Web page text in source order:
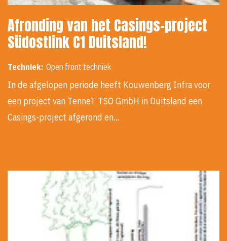
Afronding van het Casings-project
Südostlink C1 Duitsland!
Techniek: Open front techniek
In de afgelopen periode heeft Kouwenberg Infra voor
een project van TenneT TSO GmbH in Duitsland een
Casings-project afgerond en…